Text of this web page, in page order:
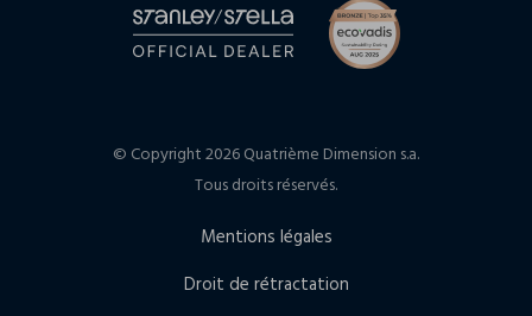
© Copyright 2026 Quatrième Dimension s.a.
Tous droits réservés.
Mentions légales
Droit de rétractation